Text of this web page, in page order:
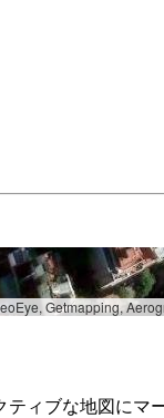
Getmapping,
ィブな地図にマ